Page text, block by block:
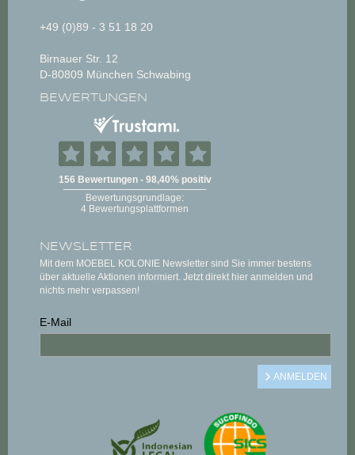
+49 (0)89 - 3 51 18 20
Birnauer Str. 12
D-80809 München Schwabing
BEWERTUNGEN
NEWSLETTER
Mit dem MOEBEL KOLONIE Newsletter sind Sie immer bestens
über aktuelle Aktionen informiert. Jetzt direkt hier anmelden und
nichts mehr verpassen!
E-Mail